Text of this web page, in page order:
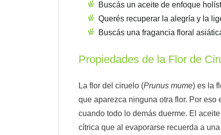
Buscás un aceite de enfoque
Querés recuperar la alegría y la
Buscás una fragancia floral
Propiedades de la Flor de
La flor del ciruelo (Prunus mume) es la
que aparezca ninguna otra flor. Por
cuando todo lo demás duerme. El
cítrica que al evaporarse recuerda a